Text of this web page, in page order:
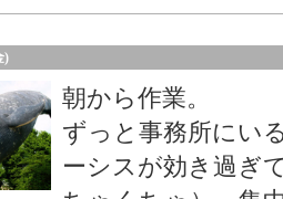
)
朝から作業。
ずっと事務所にい
ーシスが効き過ぎ